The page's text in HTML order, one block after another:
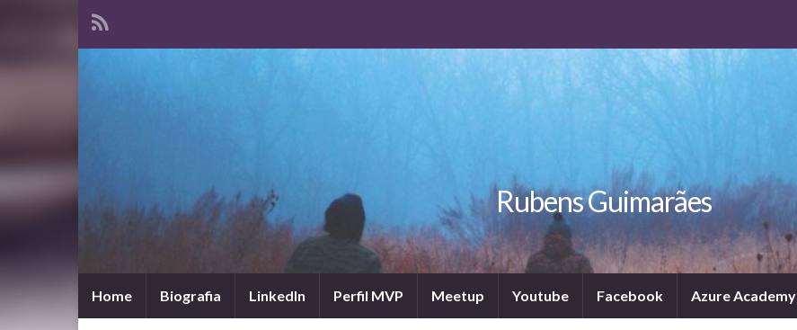
Rubens Guimarães
Home Biografia LinkedIn Perfil MVP Meetup Youtube Facebook Azure Academy